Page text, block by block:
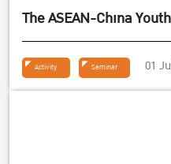
The ASEAN-China
Activity Seminar 01